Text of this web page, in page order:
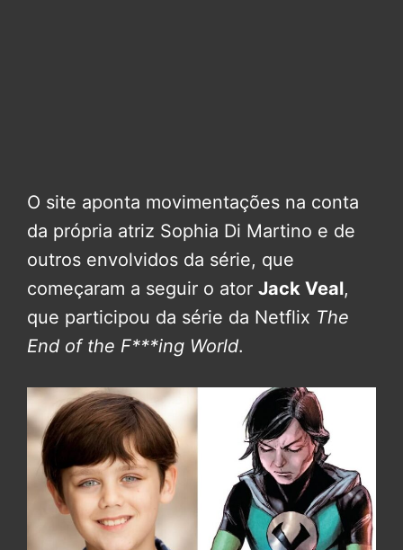
O site aponta movimentações na conta
da própria atriz Sophia Di Martino e de
outros envolvidos da série, que
começaram a seguir o ator Jack Veal,
que participou da série da Netflix The
End of the F***ing World.